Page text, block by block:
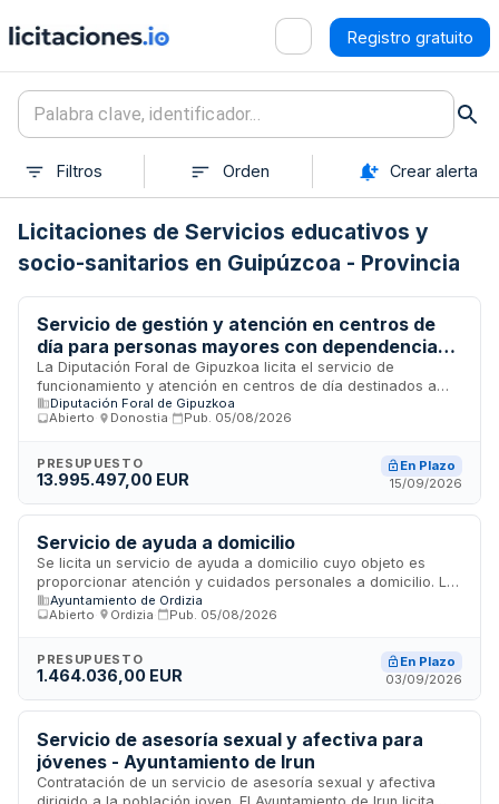
Registro gratuito
Filtros Orden Crear alerta
Licitaciones de Servicios educativos y
socio-sanitarios en Guipúzcoa - Provincia
Servicio de gestión y atención en centros de
día para personas mayores con dependencia
en Gipuzkoa
La Diputación Foral de Gipuzkoa licita el servicio de
funcionamiento y atención en centros de día destinados a
personas mayores en situación de dependencia ubicados en
diez municipios del territorio histórico. El contrato incluye la
terapéuticas, transporte diario desde domicilios y gestión
administrativa de los centros, distribuido en tres lotes
atención a personas dependientes participar en la licitación
según su capacidad operativa.
Diputación Foral de Gipuzkoa
Abierto
Donostia Pub. 05/08/2026
PRESUPUESTO
13.995.497,00 EUR
En Plazo
15/09/2026
Servicio de ayuda a domicilio
Se licita un servicio de ayuda a domicilio cuyo objeto es
proporcionar atención y cuidados personales a domicilio. La
licitadora debe acreditar experiencia previa mediante la
ejecución de al menos un contrato de igual o similar
mínimo equivalente al setenta por ciento del valor medio
anual del contrato. La empresa adjudicataria deberá
en el pliego de prescripciones técnicas y cumplir con los
criterios de evaluación relativos a gestión de trabajadores,
coordinación con servicios sociales, control y evaluación del
servicio.
Ayuntamiento de Ordizia
Abierto
Ordizia Pub. 05/08/2026
PRESUPUESTO
1.464.036,00 EUR
En Plazo
03/09/2026
Servicio de asesoría sexual y afectiva para
jóvenes - Ayuntamiento de Irun
Contratación de un servicio de asesoría sexual y afectiva